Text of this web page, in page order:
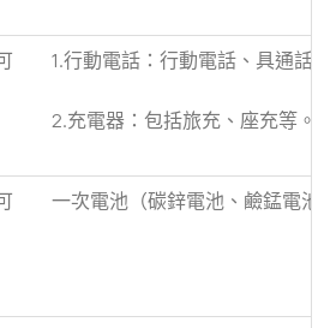
1.行動電話：行動電話、具通話
2.充電器：包括旅充、座充等。
一次電池（碳鋅電池、鹼錳電